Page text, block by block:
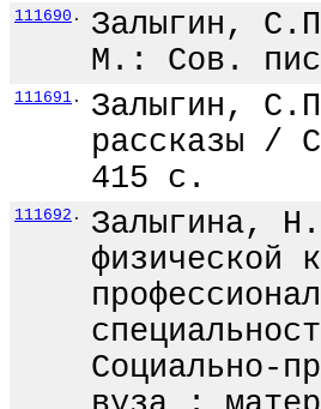
111690 .
Залыгин,
М.: Сов.
111691 .
Залыгин,
рассказы /
415 с.
111692 .
Залыгина,
физической
Социально-